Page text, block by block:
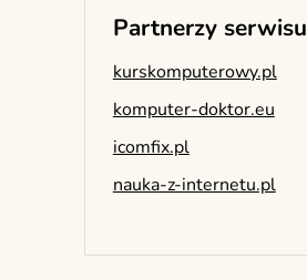
Partnerzy serwisu
kurskomputerowy.pl
komputer-doktor.eu
icomfix.pl
nauka-z-internetu.pl